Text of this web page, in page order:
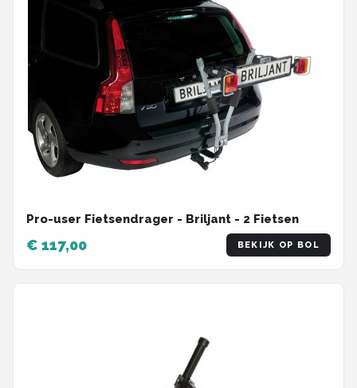
Pro-user Fietsendrager - Briljant - 2 Fietsen
€ 117,00 BEKIJK OP BOL